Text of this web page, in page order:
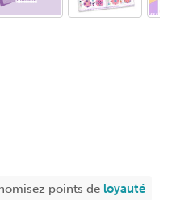
points de loyauté